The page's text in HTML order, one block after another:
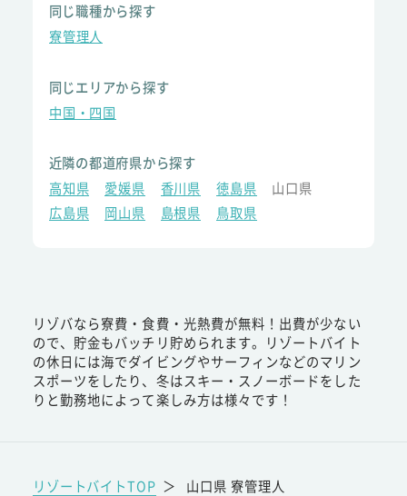
同じ職種から探す
寮管理人
同じエリアから探す
中国・四国
近隣の都道府県から探す
高知県
愛媛県 香川県 徳島県
山口県
広島県
岡山県 島根県 鳥取県
リゾバなら寮費・食費・光熱費が無料！出費が少ない
ので、貯金もバッチリ貯められます。リゾートバイト
の休日には海でダイビングやサーフィンなどのマリン
スポーツをしたり、冬はスキー・スノーボードをした
りと勤務地によって楽しみ方は様々です！
リゾートバイトTOP ＞ 山口県 寮管理人